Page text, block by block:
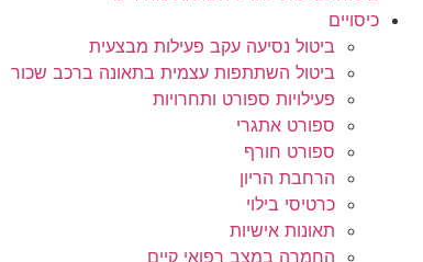
כיסויים
ביטול נסיעה עקב פעילות מבצעית
ביטול השתתפות עצמית בתאונה ברכב שכור
פעילויות ספורט ותחרויות
ספורט אתגרי
ספורט חורף
הרחבת הריון
כרטיסי בילוי
תאונות אישיות
החמרה במצב רפואי קיים